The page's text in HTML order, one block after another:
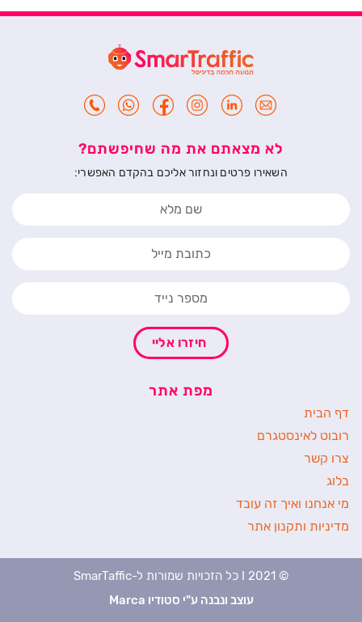
מפת אתר
דף הבית
רובוט לאינסטגרם
צרו קשר
בלוג
מי אנחנו ואיך זה עובד
מדיניות ותקנון אתר
לא מצאתם את מה שחיפשתם?
השאירו פרטים ונחזור אליכם בהקדם האפשרי:
חיזרו אליי
© 2021 I כל הזכויות שמורות ל-SmarTaffic
עוצב ונבנה ע"י סטודיו Marca